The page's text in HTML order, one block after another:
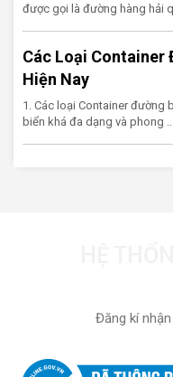
được gọi là đường hàng hải
Các Loại Container
Hiện Nay
1. Các loại Container đường
biển khá đa dạng và phong ..